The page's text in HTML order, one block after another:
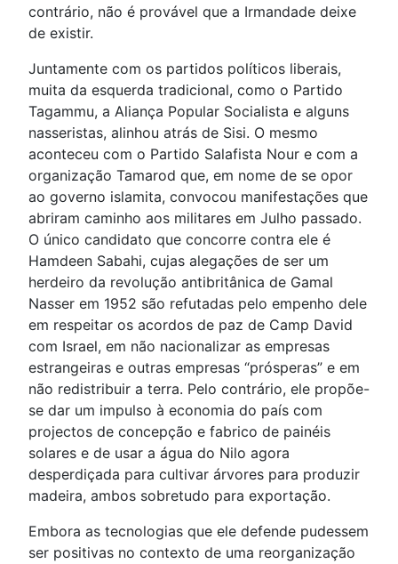
contrário, não é provável que a Irmandade deixe
de existir.
Juntamente com os partidos políticos liberais,
muita da esquerda tradicional, como o Partido
Tagammu, a Aliança Popular Socialista e alguns
nasseristas, alinhou atrás de Sisi. O mesmo
aconteceu com o Partido Salafista Nour e com a
organização Tamarod que, em nome de se opor
ao governo islamita, convocou manifestações que
abriram caminho aos militares em Julho passado.
O único candidato que concorre contra ele é
Hamdeen Sabahi, cujas alegações de ser um
herdeiro da revolução antibritânica de Gamal
Nasser em 1952 são refutadas pelo empenho dele
em respeitar os acordos de paz de Camp David
com Israel, em não nacionalizar as empresas
estrangeiras e outras empresas “prósperas” e em
não redistribuir a terra. Pelo contrário, ele propõe-
se dar um impulso à economia do país com
projectos de concepção e fabrico de painéis
solares e de usar a água do Nilo agora
desperdiçada para cultivar árvores para produzir
madeira, ambos sobretudo para exportação.
Embora as tecnologias que ele defende pudessem
ser positivas no contexto de uma reorganização